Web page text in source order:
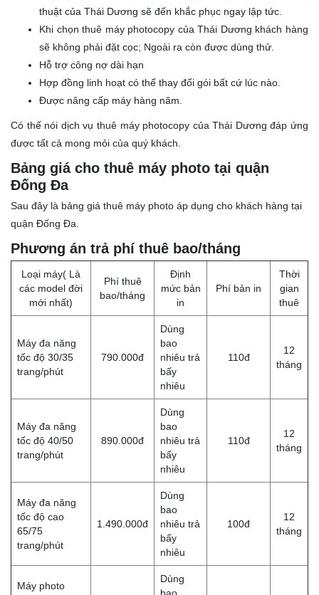
thuật của Thái Dương sẽ đến khắc phục ngay lập tức.
Khi chọn thuê máy photocopy của Thái Dương khách hàng
sẽ không phải đặt cọc; Ngoài ra còn được dùng thử.
Hỗ trợ công nợ dài hạn
Hợp đồng linh hoạt có thể thay đổi gói bất cứ lúc nào.
Được nâng cấp máy hàng năm.
Có thế nói dịch vụ thuê máy photocopy của Thái Dương đáp ứng
được tất cả mong mỏi của quý khách.
Bảng giá cho thuê máy photo tại quận
Đống Đa
Sau đây là bảng giá thuê máy photo áp dụng cho khách hàng tại
quận Đống Đa.
Phương án trả phí thuê bao/tháng
Loại máy( Là
các model đời
mới nhất)
Phí thuê
bao/tháng
Định
mức bản
in
Phí bản in
Thời
gian
thuê
Máy đa năng
tốc độ 30/35
trang/phút
790.000đ
Dùng
bao
nhiêu trả
bấy
nhiêu
110đ
12
tháng
Máy đa năng
tốc độ 40/50
trang/phút
890.000đ
Dùng
bao
nhiêu trả
bấy
nhiêu
110đ
12
tháng
Máy đa năng
tốc độ cao
65/75
trang/phút
1.490.000đ
Dùng
bao
nhiêu trả
bấy
nhiêu
100đ
12
tháng
Máy photo
Dùng